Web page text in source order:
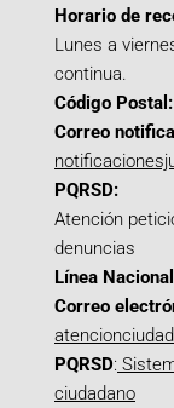
Horario de
Lunes a
continua.
Código Postal:
Correo
PQRSD:
Atención
denuncias
Línea
Correo
PQRSD:
ciudadano